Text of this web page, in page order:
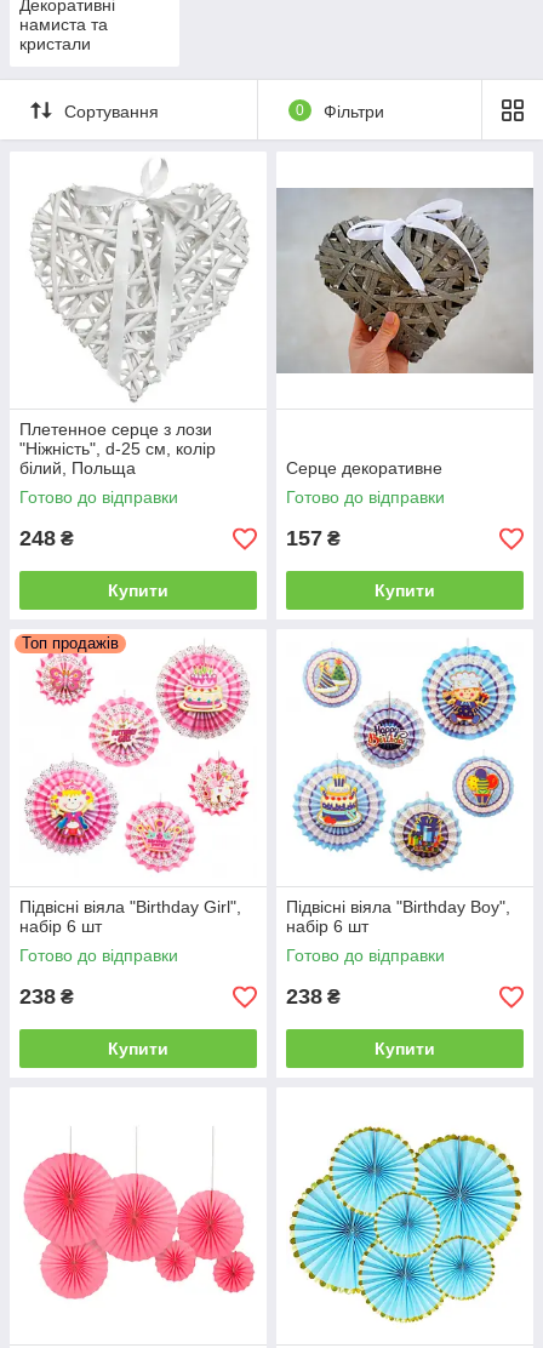
Декоративні
намиста та
кристали
Сортування 0 Фільтри
Плетенное серце з лози
"Ніжність", d-25 см, колір
білий, Польща
Готово до відправки
248 ₴
Купити
Серце декоративне
Готово до відправки
157 ₴
Купити
Топ продажів
Підвісні віяла "Birthday Girl",
набір 6 шт
Готово до відправки
238 ₴
Купити
Підвісні віяла "Birthday Boy",
набір 6 шт
Готово до відправки
238 ₴
Купити